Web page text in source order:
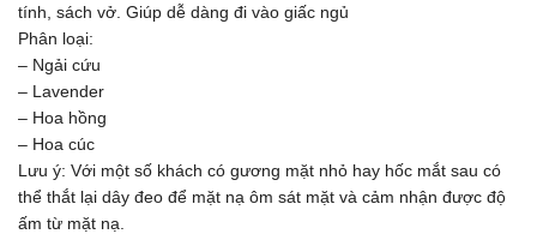
tính, sách vở. Giúp dễ dàng đi vào giấc ngủ
Phân loại:
– Ngải cứu
– Lavender
– Hoa hồng
– Hoa cúc
Lưu ý: Với một số khách có gương mặt nhỏ hay hốc mắt sau có
thể thắt lại dây đeo để mặt nạ ôm sát mặt và cảm nhận được độ
ấm từ mặt nạ.